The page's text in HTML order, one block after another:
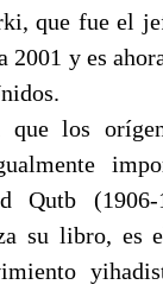
que fue el
2001 y es
que los
Qutb
su libro, es